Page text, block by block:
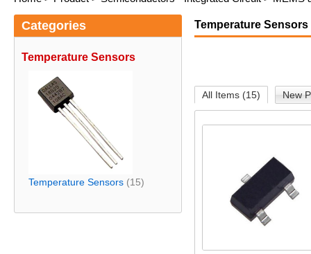
Categories
Temperature Sensors
Temperature Sensors (15)
Temperature Sensors
All Items (15) New